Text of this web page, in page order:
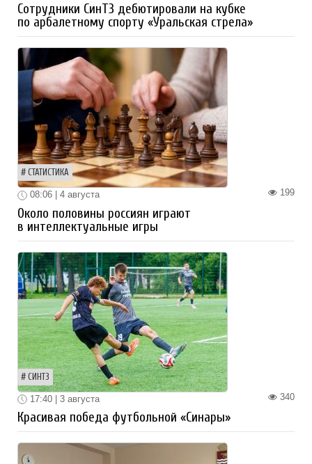
Сотрудники СинТЗ дебютировали на кубке
по арбалетному спорту «Уральская стрела»
СТАТИСТИКА
199
08:06 | 4 августа
Около половины россиян играют
в интеллектуальные игры
СИНТЗ
340
17:40 | 3 августа
Красивая победа футбольной «Синары»